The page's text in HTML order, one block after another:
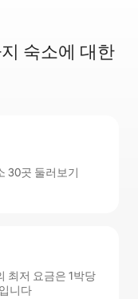
숙소에 대한
30곳 둘러보기
최저 요금은 1박당
니다